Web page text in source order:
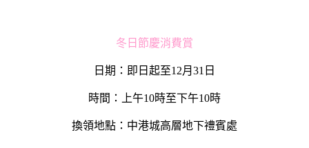
冬日節慶消費賞
日期：即日起至12月31日
時間：上午10時至下午10時
換領地點：中港城高層地下禮賓處